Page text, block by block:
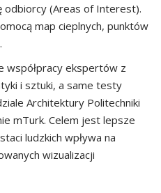
odbiorcy (Areas of Interest).
map cieplnych, punktów
współpracy ekspertów z
i sztuki, a same testy
Architektury Politechniki
mTurk. Celem jest lepsze
ludzkich wpływa na
wizualizacji